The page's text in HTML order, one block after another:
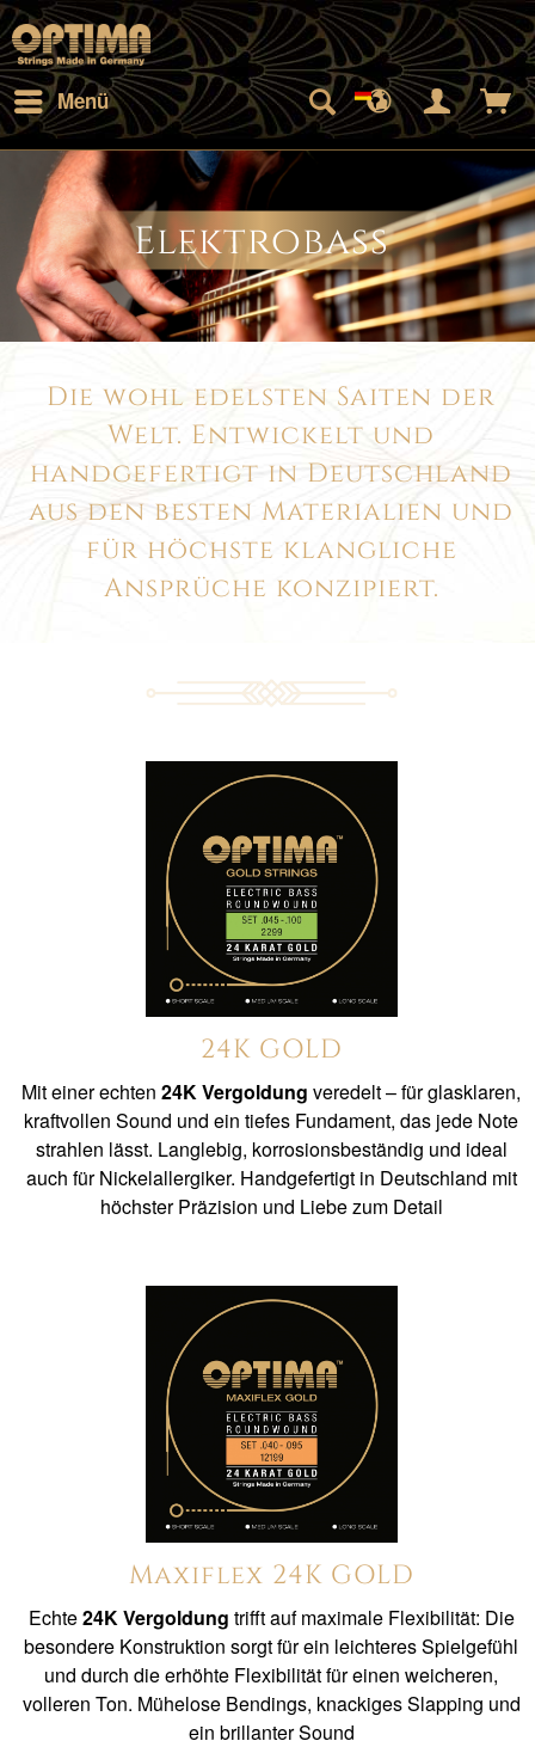
Menü
Elektrobass
Die wohl edelsten Saiten der
Welt. Entwickelt und
handgefertigt in Deutschland
aus den besten Materialien und
für höchste klangliche
Ansprüche konzipiert.
24K GOLD
Mit einer echten 24K Vergoldung veredelt – für glasklaren,
kraftvollen Sound und ein tiefes Fundament, das jede Note
strahlen lässt. Langlebig, korrosionsbeständig und ideal
auch für Nickelallergiker. Handgefertigt in Deutschland mit
höchster Präzision und Liebe zum Detail
Maxiflex 24K GOLD
Echte24K Vergoldung trifft auf maximale Flexibilität: Die
besondere Konstruktion sorgt für ein leichteres Spielgefühl
und durch die erhöhte Flexibilität für einen weicheren,
volleren Ton. Mühelose Bendings, knackiges Slapping und
ein brillanter Sound